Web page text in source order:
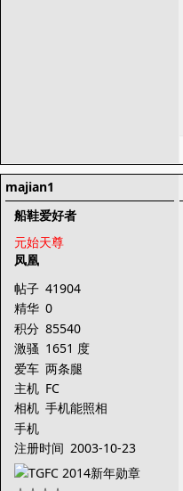
majian1
船鞋爱好者
元始天尊
凤凰
帖子 41904
精华 0
积分 85540
激骚 1651 度
爱车 两条腿
主机 FC
相机 手机能照相
手机
注册时间 2003-10-23